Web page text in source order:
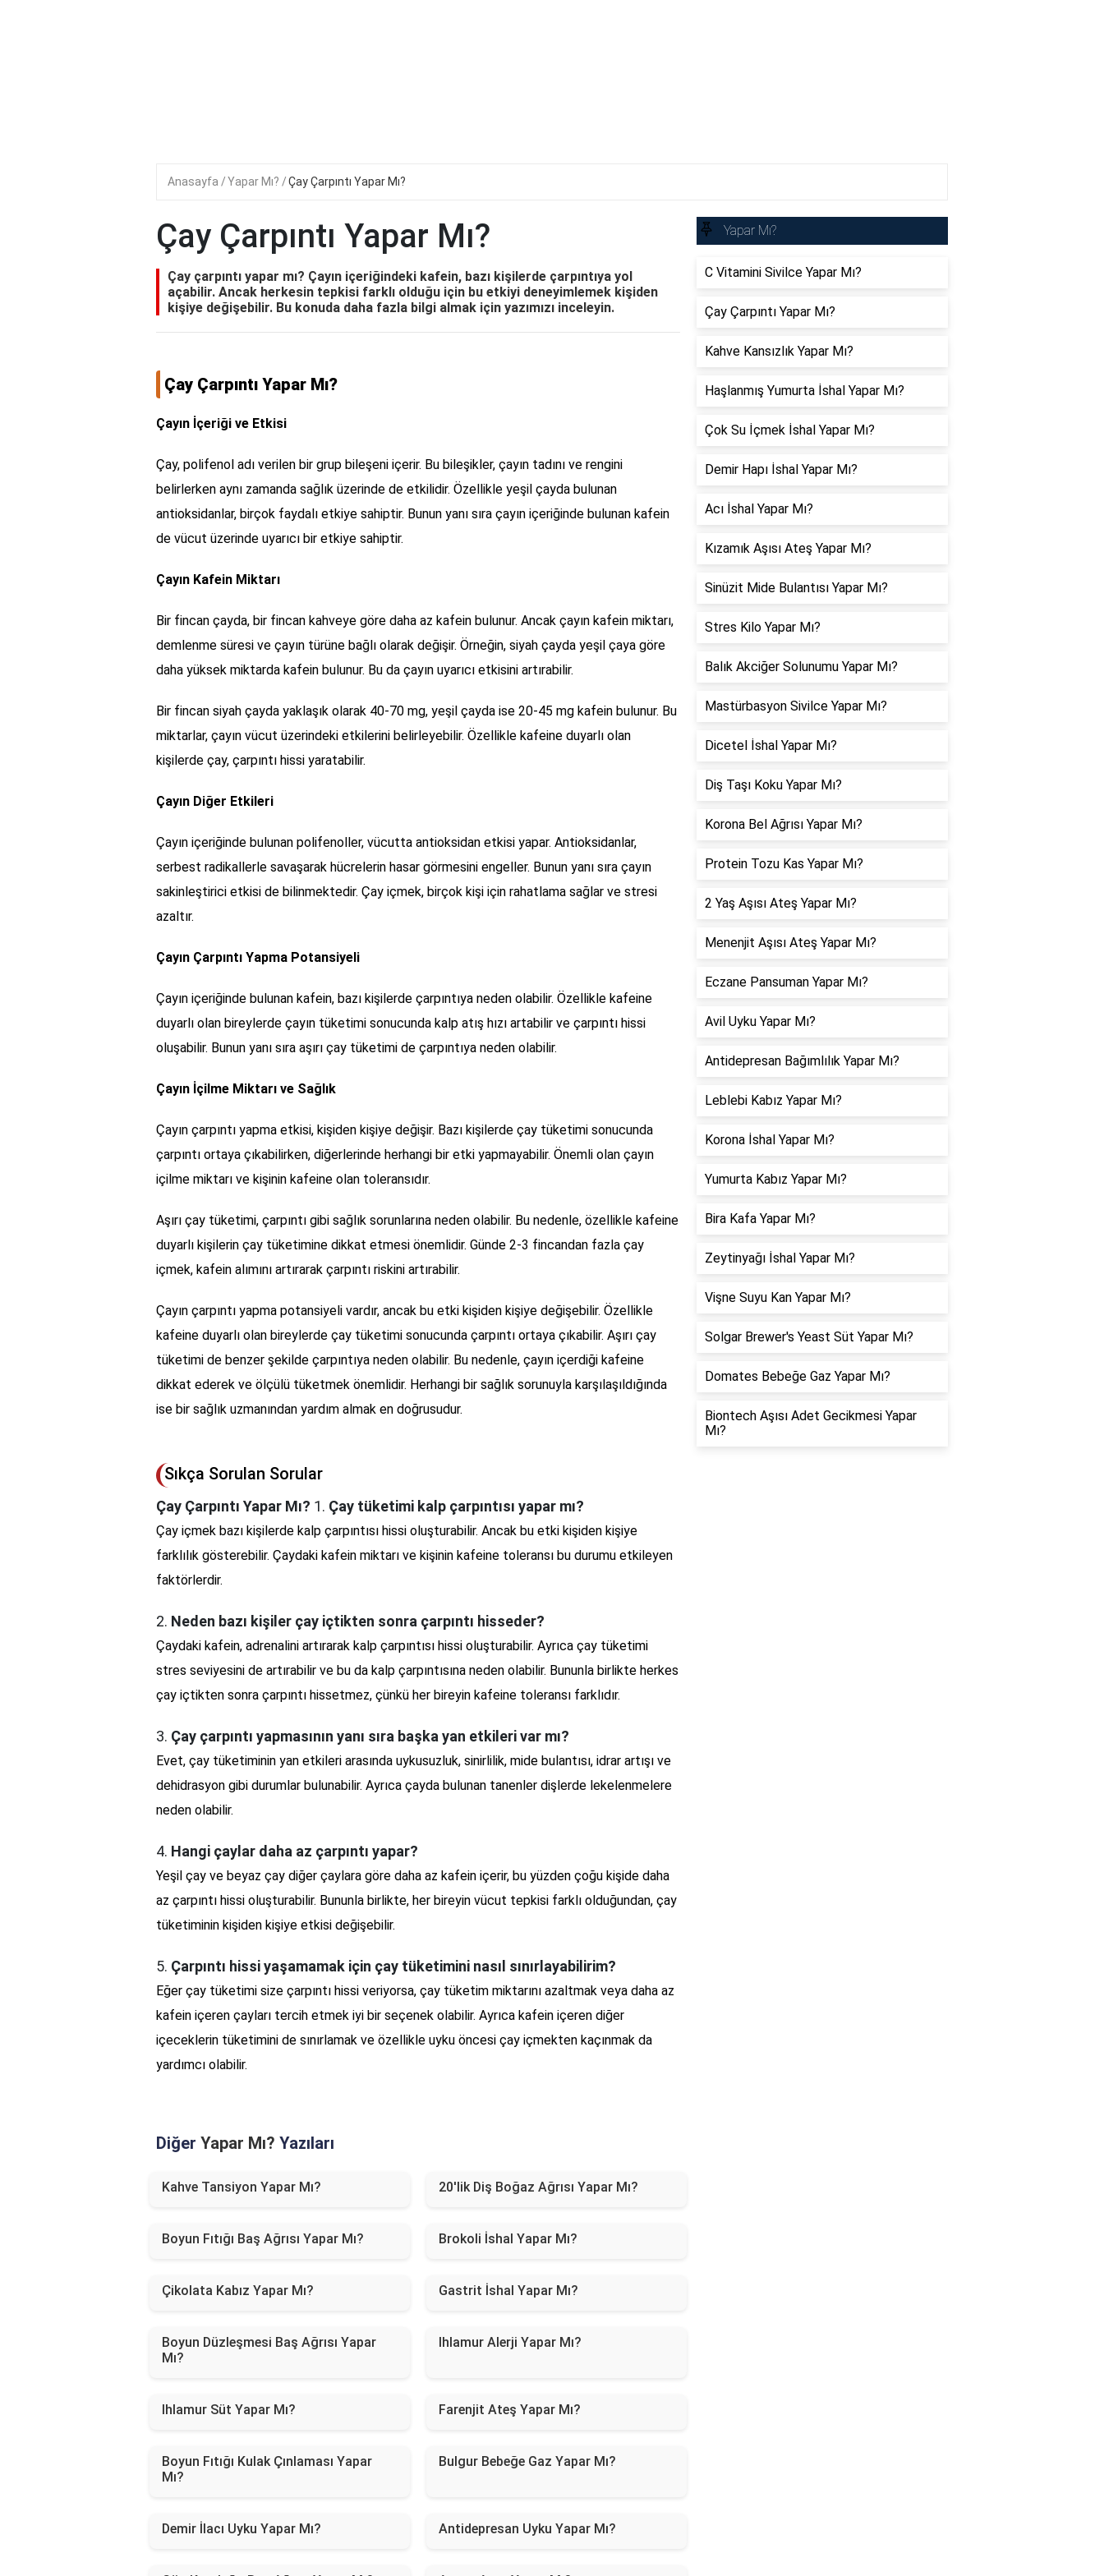
Anasayfa Yapar Mı? Çay Çarpıntı Yapar Mı?
Çay Çarpıntı Yapar Mı?
Çay çarpıntı yapar mı? Çayın içeriğindeki kafein, bazı kişilerde çarpıntıya yol
açabilir. Ancak herkesin tepkisi farklı olduğu için bu etkiyi deneyimlemek kişiden
kişiye değişebilir. Bu konuda daha fazla bilgi almak için yazımızı inceleyin.
Çay Çarpıntı Yapar Mı?
Çayın İçeriği ve Etkisi
Çay, polifenol adı verilen bir grup bileşeni içerir. Bu bileşikler, çayın tadını ve rengini
belirlerken aynı zamanda sağlık üzerinde de etkilidir. Özellikle yeşil çayda bulunan
antioksidanlar, birçok faydalı etkiye sahiptir. Bunun yanı sıra çayın içeriğinde bulunan kafein
de vücut üzerinde uyarıcı bir etkiye sahiptir.
Çayın Kafein Miktarı
Bir fincan çayda, bir fincan kahveye göre daha az kafein bulunur. Ancak çayın kafein miktarı,
demlenme süresi ve çayın türüne bağlı olarak değişir. Örneğin, siyah çayda yeşil çaya göre
daha yüksek miktarda kafein bulunur. Bu da çayın uyarıcı etkisini artırabilir.
Bir fincan siyah çayda yaklaşık olarak 40-70 mg, yeşil çayda ise 20-45 mg kafein bulunur. Bu
miktarlar, çayın vücut üzerindeki etkilerini belirleyebilir. Özellikle kafeine duyarlı olan
kişilerde çay, çarpıntı hissi yaratabilir.
Çayın Diğer Etkileri
Çayın içeriğinde bulunan polifenoller, vücutta antioksidan etkisi yapar. Antioksidanlar,
serbest radikallerle savaşarak hücrelerin hasar görmesini engeller. Bunun yanı sıra çayın
sakinleştirici etkisi de bilinmektedir. Çay içmek, birçok kişi için rahatlama sağlar ve stresi
azaltır.
Çayın Çarpıntı Yapma Potansiyeli
Çayın içeriğinde bulunan kafein, bazı kişilerde çarpıntıya neden olabilir. Özellikle kafeine
duyarlı olan bireylerde çayın tüketimi sonucunda kalp atış hızı artabilir ve çarpıntı hissi
oluşabilir. Bunun yanı sıra aşırı çay tüketimi de çarpıntıya neden olabilir.
Çayın İçilme Miktarı ve Sağlık
Çayın çarpıntı yapma etkisi, kişiden kişiye değişir. Bazı kişilerde çay tüketimi sonucunda
çarpıntı ortaya çıkabilirken, diğerlerinde herhangi bir etki yapmayabilir. Önemli olan çayın
içilme miktarı ve kişinin kafeine olan toleransıdır.
Aşırı çay tüketimi, çarpıntı gibi sağlık sorunlarına neden olabilir. Bu nedenle, özellikle kafeine
duyarlı kişilerin çay tüketimine dikkat etmesi önemlidir. Günde 2-3 fincandan fazla çay
içmek, kafein alımını artırarak çarpıntı riskini artırabilir.
Çayın çarpıntı yapma potansiyeli vardır, ancak bu etki kişiden kişiye değişebilir. Özellikle
kafeine duyarlı olan bireylerde çay tüketimi sonucunda çarpıntı ortaya çıkabilir. Aşırı çay
tüketimi de benzer şekilde çarpıntıya neden olabilir. Bu nedenle, çayın içerdiği kafeine
dikkat ederek ve ölçülü tüketmek önemlidir. Herhangi bir sağlık sorunuyla karşılaşıldığında
ise bir sağlık uzmanından yardım almak en doğrusudur.
Sıkça Sorulan Sorular
Çay Çarpıntı Yapar Mı? 1. Çay tüketimi kalp çarpıntısı yapar mı?
Çay içmek bazı kişilerde kalp çarpıntısı hissi oluşturabilir. Ancak bu etki kişiden kişiye
farklılık gösterebilir. Çaydaki kafein miktarı ve kişinin kafeine toleransı bu durumu etkileyen
faktörlerdir.
2. Neden bazı kişiler çay içtikten sonra çarpıntı hisseder?
Çaydaki kafein, adrenalini artırarak kalp çarpıntısı hissi oluşturabilir. Ayrıca çay tüketimi
stres seviyesini de artırabilir ve bu da kalp çarpıntısına neden olabilir. Bununla birlikte herkes
çay içtikten sonra çarpıntı hissetmez, çünkü her bireyin kafeine toleransı farklıdır.
3. Çay çarpıntı yapmasının yanı sıra başka yan etkileri var mı?
Evet, çay tüketiminin yan etkileri arasında uykusuzluk, sinirlilik, mide bulantısı, idrar artışı ve
dehidrasyon gibi durumlar bulunabilir. Ayrıca çayda bulunan tanenler dişlerde lekelenmelere
neden olabilir.
4. Hangi çaylar daha az çarpıntı yapar?
Yeşil çay ve beyaz çay diğer çaylara göre daha az kafein içerir, bu yüzden çoğu kişide daha
az çarpıntı hissi oluşturabilir. Bununla birlikte, her bireyin vücut tepkisi farklı olduğundan, çay
tüketiminin kişiden kişiye etkisi değişebilir.
5. Çarpıntı hissi yaşamamak için çay tüketimini nasıl sınırlayabilirim?
Eğer çay tüketimi size çarpıntı hissi veriyorsa, çay tüketim miktarını azaltmak veya daha az
kafein içeren çayları tercih etmek iyi bir seçenek olabilir. Ayrıca kafein içeren diğer
içeceklerin tüketimini de sınırlamak ve özellikle uyku öncesi çay içmekten kaçınmak da
yardımcı olabilir.
Diğer Yapar Mı? Yazıları
Kahve Tansiyon Yapar Mı? 20'lik Diş Boğaz Ağrısı Yapar Mı?
Boyun Fıtığı Baş Ağrısı Yapar Mı? Brokoli İshal Yapar Mı?
Çikolata Kabız Yapar Mı? Gastrit İshal Yapar Mı?
Boyun Düzleşmesi Baş Ağrısı Yapar
Mı?
Ihlamur Alerji Yapar Mı?
Ihlamur Süt Yapar Mı? Farenjit Ateş Yapar Mı?
Boyun Fıtığı Kulak Çınlaması Yapar
Mı?
Bulgur Bebeğe Gaz Yapar Mı?
Demir İlacı Uyku Yapar Mı? Antidepresan Uyku Yapar Mı?
Yapar Mı?
C Vitamini Sivilce Yapar Mı?
Çay Çarpıntı Yapar Mı?
Kahve Kansızlık Yapar Mı?
Haşlanmış Yumurta İshal Yapar Mı?
Çok Su İçmek İshal Yapar Mı?
Demir Hapı İshal Yapar Mı?
Acı İshal Yapar Mı?
Kızamık Aşısı Ateş Yapar Mı?
Sinüzit Mide Bulantısı Yapar Mı?
Stres Kilo Yapar Mı?
Balık Akciğer Solunumu Yapar Mı?
Mastürbasyon Sivilce Yapar Mı?
Dicetel İshal Yapar Mı?
Diş Taşı Koku Yapar Mı?
Korona Bel Ağrısı Yapar Mı?
Protein Tozu Kas Yapar Mı?
2 Yaş Aşısı Ateş Yapar Mı?
Menenjit Aşısı Ateş Yapar Mı?
Eczane Pansuman Yapar Mı?
Avil Uyku Yapar Mı?
Antidepresan Bağımlılık Yapar Mı?
Leblebi Kabız Yapar Mı?
Korona İshal Yapar Mı?
Yumurta Kabız Yapar Mı?
Bira Kafa Yapar Mı?
Zeytinyağı İshal Yapar Mı?
Vişne Suyu Kan Yapar Mı?
Solgar Brewer's Yeast Süt Yapar Mı?
Domates Bebeğe Gaz Yapar Mı?
Biontech Aşısı Adet Gecikmesi Yapar
Mı?